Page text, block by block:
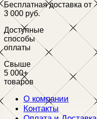
Бесплатная доставка от
3 000 руб.
Доступные
способы
оплаты
Свыше
5 000+
товаров
О компании
Контакты